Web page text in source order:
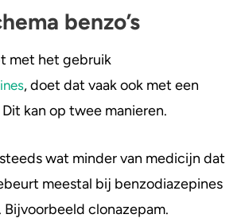
benzo’s
met het gebruik
, doet dat vaak ook met een
kan op twee manieren.
wat minder van medicijn dat
meestal bij benzodiazepines
Bijvoorbeeld clonazepam.